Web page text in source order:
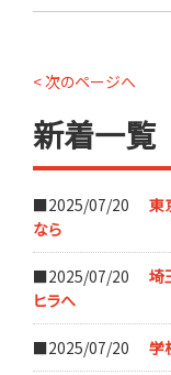
< 次のページへ
新着一覧
■2025/07/20
東
なら
■2025/07/20
埼
ヒラへ
■2025/07/20 学